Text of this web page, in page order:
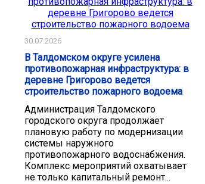
30.07.2026
В Талдомском округе усилена
противопожарная инфраструктура: в
деревне Григорово ведется
строительство пожарного водоема
Администрация Талдомского
городского округа продолжает
плановую работу по модернизации
системы наружного
противопожарного водоснабжения.
Комплекс мероприятий охватывает
не только капитальный ремонт...